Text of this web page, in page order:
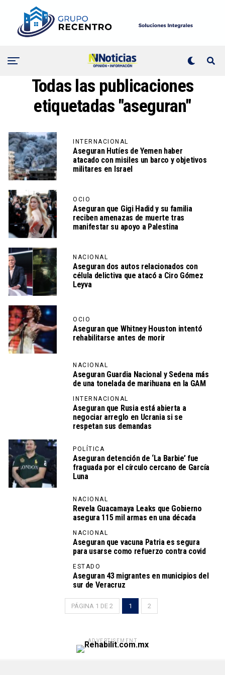
Todas las publicaciones
etiquetadas "aseguran"
INTERNACIONAL
Aseguran Hutíes de Yemen haber
atacado con misiles un barco y objetivos
militares en Israel
OCIO
Aseguran que Gigi Hadid y su familia
reciben amenazas de muerte tras
manifestar su apoyo a Palestina
NACIONAL
Aseguran dos autos relacionados con
célula delictiva que atacó a Ciro Gómez
Leyva
OCIO
Aseguran que Whitney Houston intentó
rehabilitarse antes de morir
NACIONAL
Aseguran Guardia Nacional y Sedena más
de una tonelada de marihuana en la GAM
INTERNACIONAL
Aseguran que Rusia está abierta a
negociar arreglo en Ucrania si se
respetan sus demandas
POLÍTICA
Aseguran detención de ‘La Barbie’ fue
fraguada por el círculo cercano de García
Luna
NACIONAL
Revela Guacamaya Leaks que Gobierno
asegura 115 mil armas en una década
NACIONAL
Aseguran que vacuna Patria es segura
para usarse como refuerzo contra covid
ESTADO
Aseguran 43 migrantes en municipios del
sur de Veracruz
PÁGINA 1 DE 2 1 2
ADVERTISEMENT